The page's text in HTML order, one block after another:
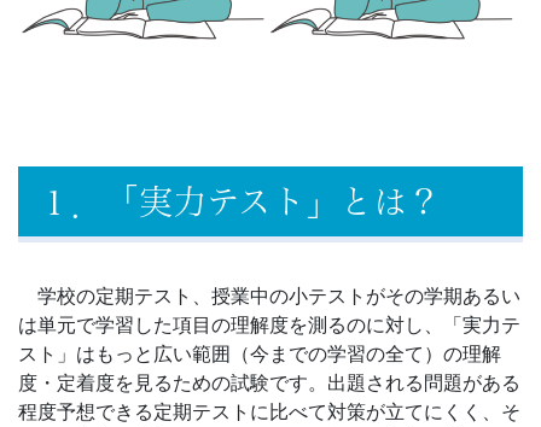
ー
ジ。
校
の
１．「実力テスト」とは？
学校の定期テスト、授業中の小テストがその学期あるい
は単元で学習した項目の理解度を測るのに対し、「実力テ
スト」はもっと広い範囲（今までの学習の全て）の理解
度・定着度を見るための試験です。出題される問題がある
程度予想できる定期テストに比べて対策が立てにくく、そ